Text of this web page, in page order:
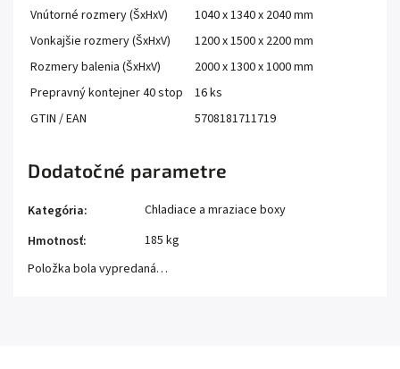
Vnútorné rozmery (ŠxHxV)
1040 x 1340 x 2040 mm
Vonkajšie rozmery (ŠxHxV)
1200 x 1500 x 2200 mm
Rozmery balenia (ŠxHxV)
2000 x 1300 x 1000 mm
Prepravný kontejner 40 stop
16 ks
GTIN / EAN
5708181711719
Dodatočné parametre
Kategória:
Chladiace a mraziace boxy
Hmotnosť:
185 kg
Položka bola vypredaná…